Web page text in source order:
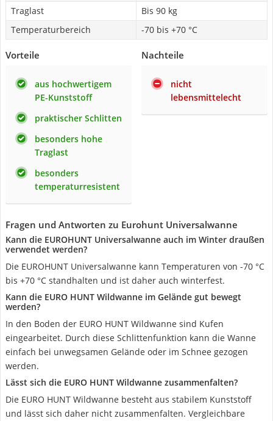
Traglast
Bis 90 kg
Temperaturbereich
-70 bis +70 °C
Vorteile
aus hochwertigem
PE-Kunststoff
praktischer Schlitten
besonders hohe
Traglast
besonders
temperaturresistent
Nachteile
nicht
lebensmittelecht
Fragen und Antworten zu Eurohunt Universalwanne
Kann die EUROHUNT Universalwanne auch im Winter draußen
verwendet werden?
Die EUROHUNT Universalwanne kann Temperaturen von -70 °C
bis +70 °C standhalten und ist daher auch winterfest.
Kann die EURO HUNT Wildwanne im Gelände gut bewegt
werden?
In den Boden der EURO HUNT Wildwanne sind Kufen
eingearbeitet. Durch diese Schlittenfunktion kann die Wanne
einfach bei unwegsamen Gelände oder im Schnee gezogen
werden.
Lässt sich die EURO HUNT Wildwanne zusammenfalten?
Die EURO HUNT Wildwanne besteht aus stabilem Kunststoff
und lässt sich daher nicht zusammenfalten. Vergleichbare